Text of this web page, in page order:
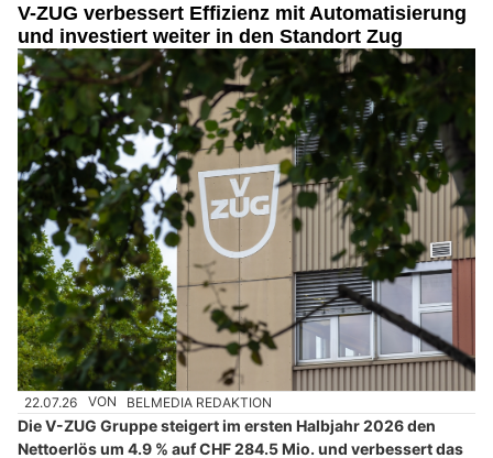
V-ZUG verbessert Effizienz mit Automatisierung
und investiert weiter in den Standort Zug
22.07.26 VON BELMEDIA REDAKTION
Die V-ZUG Gruppe steigert im ersten Halbjahr 2026 den
Nettoerlös um 4.9 % auf CHF 284.5 Mio. und verbessert das